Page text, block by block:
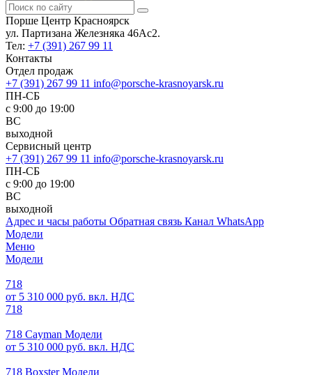
Порше Центр Красноярск
ул. Партизана Железняка 46Ас2.
Тел: +7 (391) 267 99 11
Контакты
Отдел продаж
+7 (391) 267 99 11 info@porsche-krasnoyarsk.ru
ПН-СБ
c 9:00 до 19:00
ВС
выходной
Сервисный центр
+7 (391) 267 99 11 info@porsche-krasnoyarsk.ru
ПН-СБ
с 9:00 до 19:00
ВС
выходной
Адрес и часы работы Обратная связь Канал WhatsApp
Модели
Меню
Модели
718
от 5 310 000 руб. вкл. НДС
718
718 Cayman Модели
от 5 310 000 руб. вкл. НДС
718 Boxster Модели